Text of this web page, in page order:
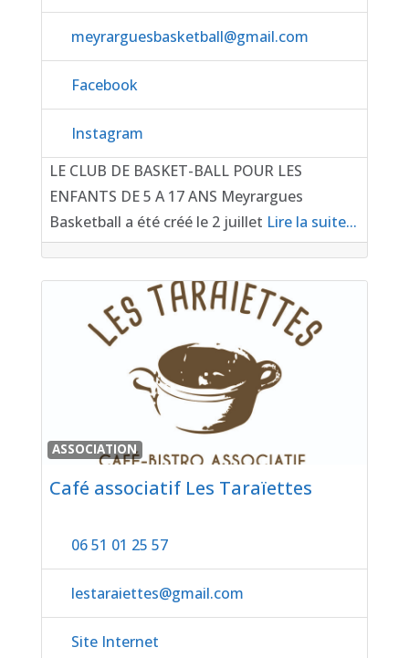
meyrarguesbasketball@gmail.com
Facebook
Instagram
LE CLUB DE BASKET-BALL POUR LES
ENFANTS DE 5 A 17 ANS Meyrargues
Basketball a été créé le 2 juillet Lire la suite...
ASSOCIATION
Café associatif Les Taraïettes
06 51 01 25 57
lestaraiettes@gmail.com
Site Internet